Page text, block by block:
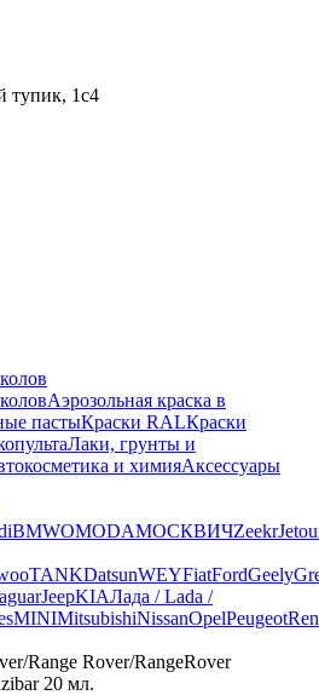
тупик, 1с4
Аэрозольная краска в
пастыКраски RALКраски
Лаки, грунты и
и химияАксессуары
BMWOMODAМОСКВИЧZeekr
TANKDatsunWEYFiatFordGeely
JeepKIAЛада / Lada /
MINIMitsubishiNissanOpelPeugeot
Range Rover/RangeRover
20 мл.